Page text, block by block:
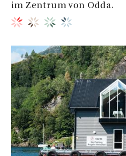
im Zentrum von Odda.